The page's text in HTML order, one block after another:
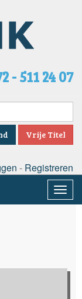
- 511 24 07
Vrije Titel
- Registreren